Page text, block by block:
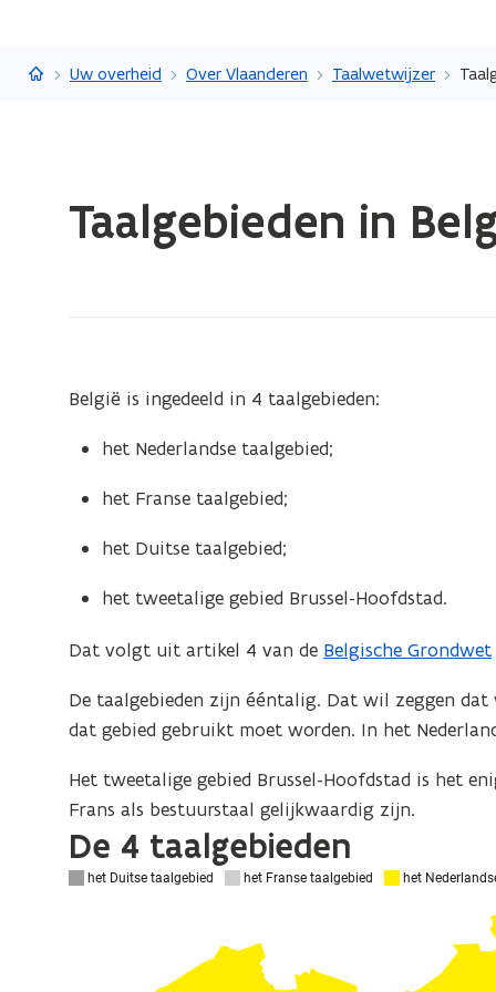
Vlaanderen.be
Uw overheid Over Vlaanderen Taalwetwijzer
laden.
Taalgebieden
België
Taalgebieden in
België is ingedeeld in 4 taalgebieden:
het Nederlandse taalgebied;
het Franse taalgebied;
het Duitse taalgebied;
het tweetalige gebied Brussel-Hoofdstad.
Dat volgt uit artikel 4 van de Belgische Grondwet
(
p
e
n
t
n
n
u
De taalgebieden zijn ééntalig. Dat wil zeggen dat
dat gebied gebruikt moet worden. In het
Het tweetalige gebied Brussel-Hoofdstad is het
Frans als bestuurstaal gelijkwaardig zijn.
De 4 taalgebieden